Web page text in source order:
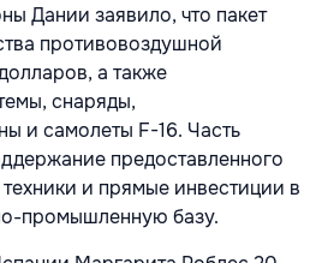
Дании заявило, что пакет
противовоздушной
а также
снаряды,
и самолеты F-16. Часть
предоставленного
и прямые инвестиции в
промышленную базу.